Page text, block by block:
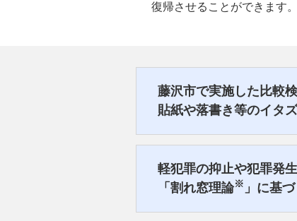
復帰させることができます。
藤沢市で実施した比較
貼紙や落書き等のイタ
軽犯罪の抑止や犯罪発
「割れ窓理論※ 」に基